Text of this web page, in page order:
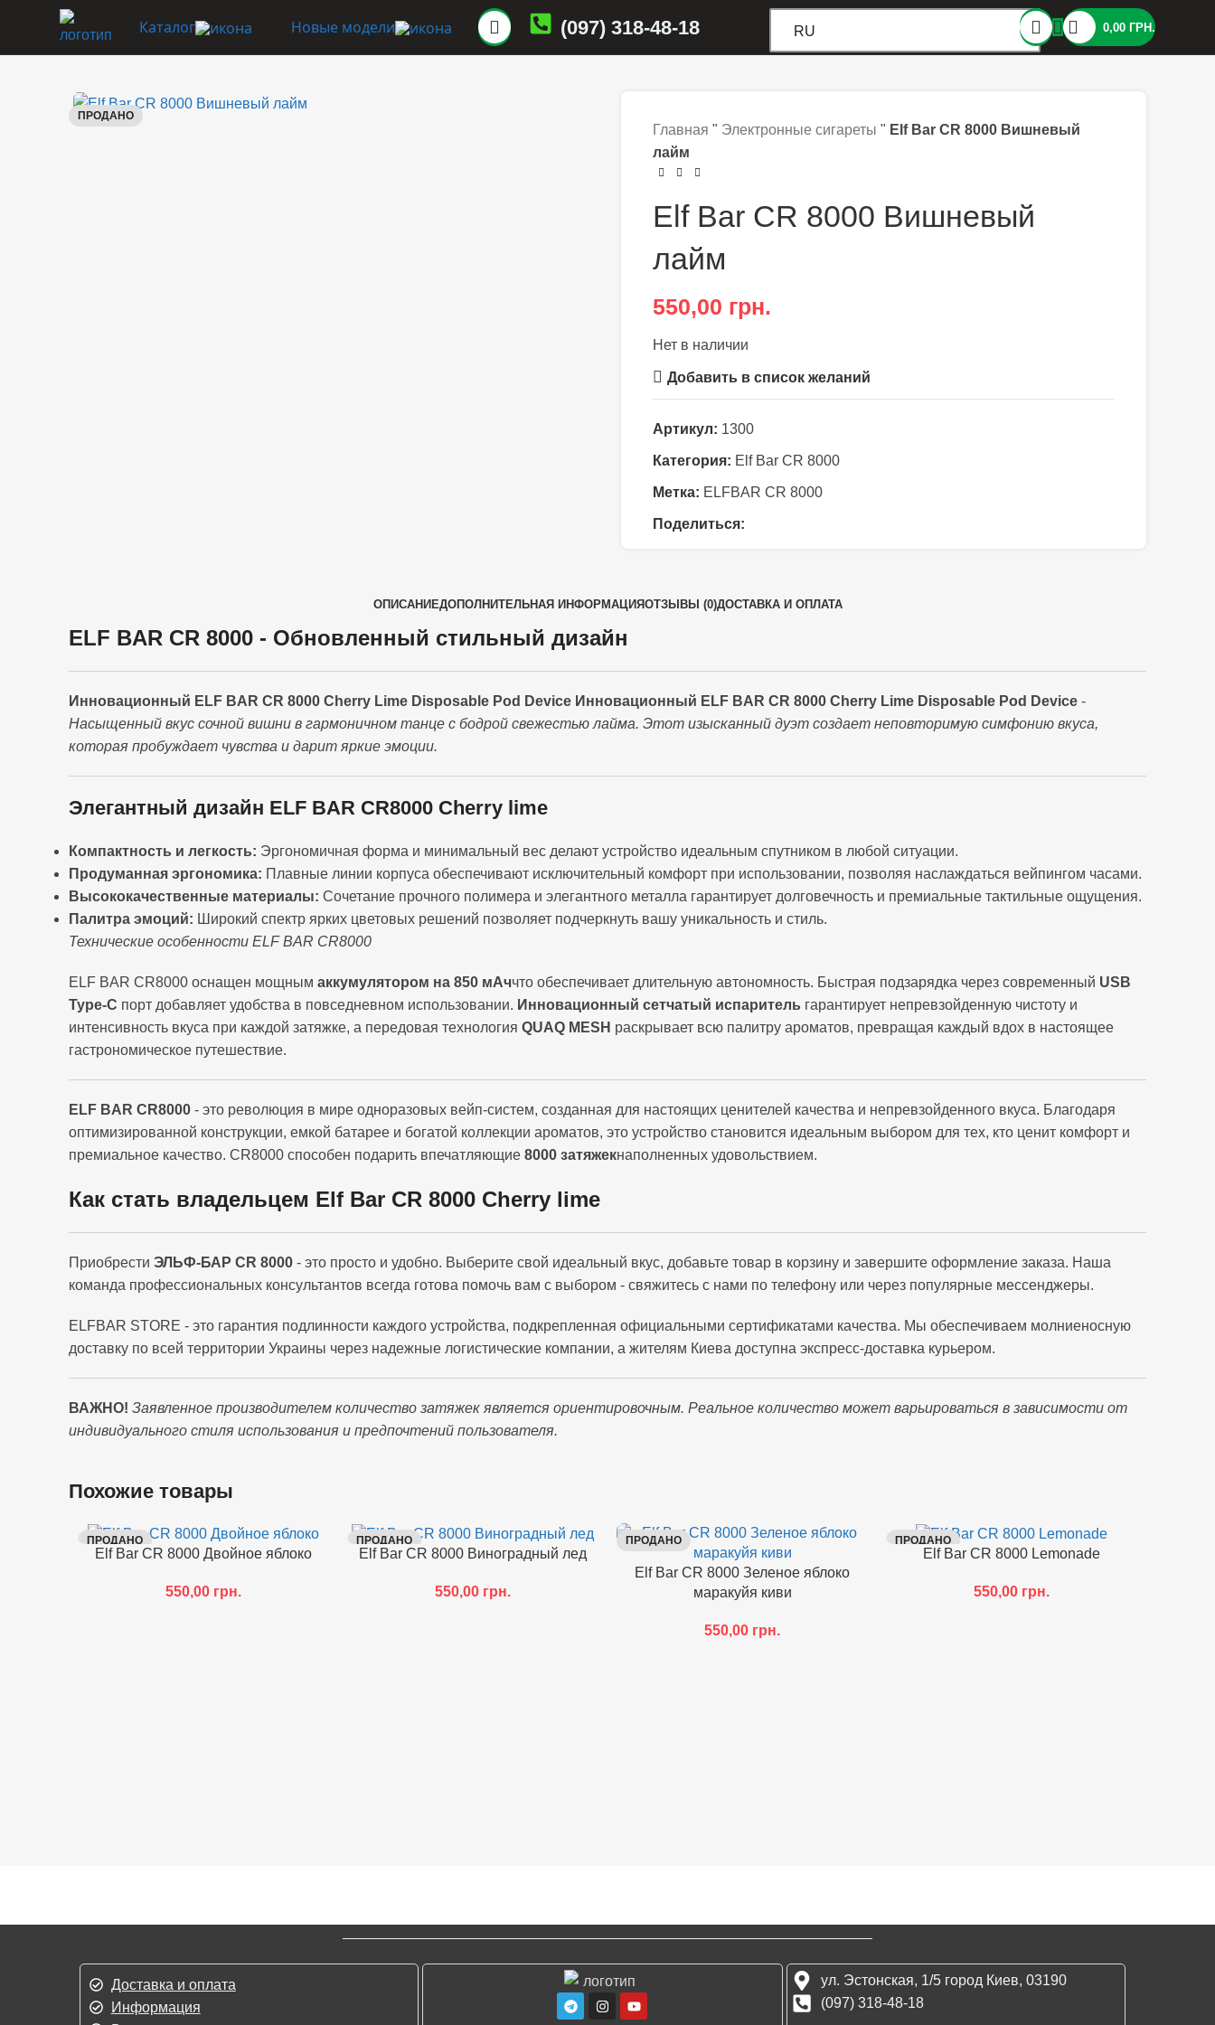
Каталог Новые модели (097) 318-48-18 RU 0,00 ГРН.
ПРОДАНО
Главная " Электронные сигареты " Elf Bar CR 8000 Вишневый
лайм
Elf Bar CR 8000 Вишневый
лайм
550,00 грн.
Нет в наличии
Добавить в список желаний
Артикул: 1300
Категория: Elf Bar CR 8000
Метка: ELFBAR CR 8000
Поделиться:
ОПИСАНИЕДОПОЛНИТЕЛЬНАЯ ИНФОРМАЦИЯОТЗЫВЫ (0)ДОСТАВКА И ОПЛАТА
ELF BAR CR 8000 - Обновленный стильный дизайн
Инновационный ELF BAR CR 8000 Cherry Lime Disposable Pod Device Инновационный ELF BAR CR 8000 Cherry Lime Disposable Pod Device -
Насыщенный вкус сочной вишни в гармоничном танце с бодрой свежестью лайма. Этот изысканный дуэт создает неповторимую симфонию вкуса,
которая пробуждает чувства и дарит яркие эмоции.
Элегантный дизайн ELF BAR CR8000 Cherry lime
Компактность и легкость: Эргономичная форма и минимальный вес делают устройство идеальным спутником в любой ситуации.
Продуманная эргономика: Плавные линии корпуса обеспечивают исключительный комфорт при использовании, позволяя наслаждаться вейпингом часами.
Высококачественные материалы: Сочетание прочного полимера и элегантного металла гарантирует долговечность и премиальные тактильные ощущения.
Палитра эмоций: Широкий спектр ярких цветовых решений позволяет подчеркнуть вашу уникальность и стиль.
Технические особенности ELF BAR CR8000
ELF BAR CR8000 оснащен мощным аккумулятором на 850 мАччто обеспечивает длительную автономность. Быстрая подзарядка через современный USB
Type-C порт добавляет удобства в повседневном использовании. Инновационный сетчатый испаритель гарантирует непревзойденную чистоту и
интенсивность вкуса при каждой затяжке, а передовая технология QUAQ MESH раскрывает всю палитру ароматов, превращая каждый вдох в настоящее
гастрономическое путешествие.
ELF BAR CR8000 - это революция в мире одноразовых вейп-систем, созданная для настоящих ценителей качества и непревзойденного вкуса. Благодаря
оптимизированной конструкции, емкой батарее и богатой коллекции ароматов, это устройство становится идеальным выбором для тех, кто ценит комфорт и
премиальное качество. CR8000 способен подарить впечатляющие 8000 затяжекнаполненных удовольствием.
Как стать владельцем Elf Bar CR 8000 Cherry lime
Приобрести ЭЛЬФ-БАР CR 8000 - это просто и удобно. Выберите свой идеальный вкус, добавьте товар в корзину и завершите оформление заказа. Наша
команда профессиональных консультантов всегда готова помочь вам с выбором - свяжитесь с нами по телефону или через популярные мессенджеры.
ELFBAR STORE - это гарантия подлинности каждого устройства, подкрепленная официальными сертификатами качества. Мы обеспечиваем молниеносную
доставку по всей территории Украины через надежные логистические компании, а жителям Киева доступна экспресс-доставка курьером.
ВАЖНО! Заявленное производителем количество затяжек является ориентировочным. Реальное количество может варьироваться в зависимости от
индивидуального стиля использования и предпочтений пользователя.
Похожие товары
ПРОДАНО
Elf Bar CR 8000 Двойное яблоко
550,00 грн.
ПРОДАНО
Elf Bar CR 8000 Виноградный лед
550,00 грн.
ПРОДАНО
Elf Bar CR 8000 Зеленое яблоко
маракуйя киви
550,00 грн.
ПРОДАНО
Elf Bar CR 8000 Lemonade
550,00 грн.
Доставка и оплата
Информация
ул. Эстонская, 1/5 город Киев, 03190
(097) 318-48-18